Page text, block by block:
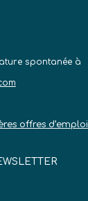
spontanée à
offres d’emploi